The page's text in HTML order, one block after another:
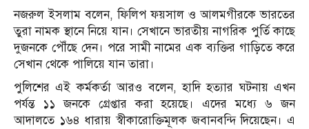
নজরুল ইসলাম বলেন, ফিলিপ ফয়সাল ও আলমগীরকে ভারতের
তুরা নামক স্থানে নিয়ে যান। সেখানে ভারতীয় নাগরিক পুর্তি কাছে
দুজনকে পৌঁছে দেন। পরে সামী নামের এক ব্যক্তির গাড়িতে করে
সেখান থেকে পালিয়ে যান তারা।
পুলিশের এই কর্মকর্তা আরও বলেন, হাদি হত্যার ঘটনায় এখন
পর্যন্ত ১১ জনকে গ্রেপ্তার করা হয়েছে। এদের মধ্যে ৬ জন
আদালতে ১৬৪ ধারায় স্বীকারোক্তিমূলক জবানবন্দি দিয়েছেন। এ